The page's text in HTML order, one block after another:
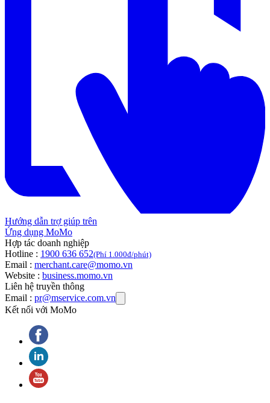
Hướng dẫn trợ giúp trên
Ứng dụng MoMo
Hợp tác doanh nghiệp
Hotline : 1900 636 652(Phí 1.000đ/phút)
Email : merchant.care@momo.vn
Website : business.momo.vn
Liên hệ truyền thông
Email : pr@mservice.com.vn
Kết nối với MoMo